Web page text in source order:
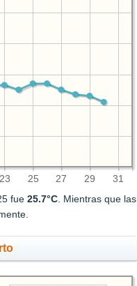
23 25 27 29 31
fue25.7°C. Mientras que las